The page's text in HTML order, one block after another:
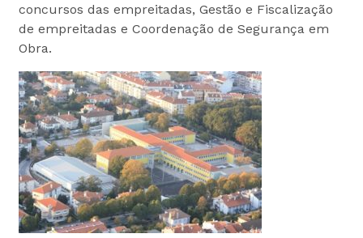
concursos das empreitadas, Gestão e Fiscalização
de empreitadas e Coordenação de Segurança em
Obra.